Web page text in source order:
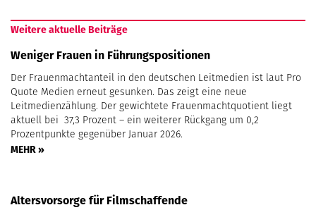
Weitere aktuelle Beiträge
Weniger Frauen in Führungspositionen
Der Frauenmachtanteil in den deutschen Leitmedien ist laut Pro
Quote Medien erneut gesunken. Das zeigt eine neue
Leitmedienzählung. Der gewichtete Frauenmachtquotient liegt
aktuell bei 37,3 Prozent – ein weiterer Rückgang um 0,2
Prozentpunkte gegenüber Januar 2026.
MEHR »
Altersvorsorge für Filmschaffende